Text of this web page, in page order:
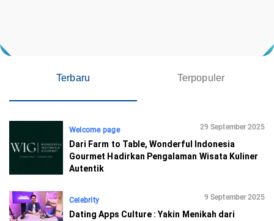
Terbaru Terpopuler
Welcome page 29 September 2025
Dari Farm to Table, Wonderful Indonesia
Gourmet Hadirkan Pengalaman Wisata Kuliner
Autentik
Celebrity 9 September 2025
Dating Apps Culture : Yakin Menikah dari